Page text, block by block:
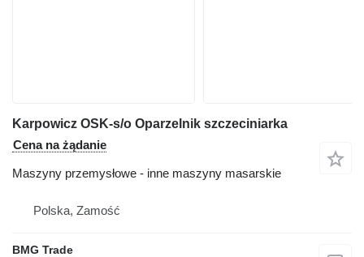
Karpowicz OSK-s/o Oparzelnik szczeciniarka
Cena na żądanie
Maszyny przemysłowe - inne maszyny masarskie
Polska, Zamość
BMG Trade